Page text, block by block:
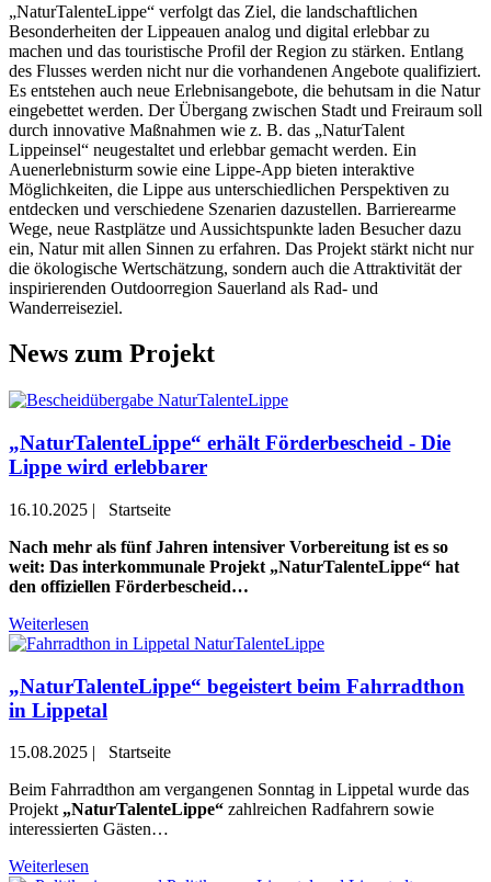
„NaturTalenteLippe“ verfolgt das Ziel, die landschaftlichen
Besonderheiten der Lippeauen analog und digital erlebbar zu
machen und das touristische Profil der Region zu stärken. Entlang
des Flusses werden nicht nur die vorhandenen Angebote qualifiziert.
Es entstehen auch neue Erlebnisangebote, die behutsam in die Natur
eingebettet werden. Der Übergang zwischen Stadt und Freiraum soll
durch innovative Maßnahmen wie z. B. das „NaturTalent
Lippeinsel“ neugestaltet und erlebbar gemacht werden. Ein
Auenerlebnisturm sowie eine Lippe-App bieten interaktive
Möglichkeiten, die Lippe aus unterschiedlichen Perspektiven zu
entdecken und verschiedene Szenarien dazustellen. Barrierearme
Wege, neue Rastplätze und Aussichtspunkte laden Besucher dazu
ein, Natur mit allen Sinnen zu erfahren. Das Projekt stärkt nicht nur
die ökologische Wertschätzung, sondern auch die Attraktivität der
inspirierenden Outdoorregion Sauerland als Rad- und
Wanderreiseziel.
News zum Projekt
„NaturTalenteLippe“ erhält Förderbescheid - Die
Lippe wird erlebbarer
16.10.2025 |
Startseite
Nach mehr als fünf Jahren intensiver Vorbereitung ist es so
weit: Das interkommunale Projekt „NaturTalenteLippe“ hat
den offiziellen Förderbescheid…
Weiterlesen
„NaturTalenteLippe“ begeistert beim Fahrradthon
in Lippetal
15.08.2025 |
Startseite
Beim Fahrradthon am vergangenen Sonntag in Lippetal wurde das
Projekt „NaturTalenteLippe“ zahlreichen Radfahrern sowie
interessierten Gästen…
Weiterlesen